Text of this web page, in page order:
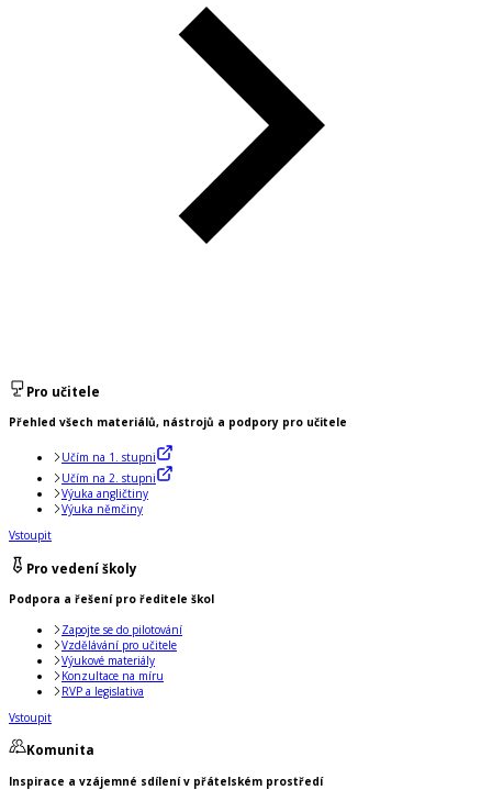
Pro učitele
Přehled všech materiálů, nástrojů a podpory pro učitele
Učím na 1. stupni
Učím na 2. stupni
Výuka angličtiny
Výuka němčiny
Vstoupit
Pro vedení školy
Podpora a řešení pro ředitele škol
Zapojte se do pilotování
Vzdělávání pro učitele
Výukové materiály
Konzultace na míru
RVP a legislativa
Vstoupit
Komunita
Inspirace a vzájemné sdílení v přátelském prostředí